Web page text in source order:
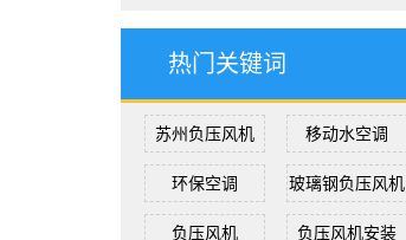
热门关键词
苏州负压风机 移动水空调
环保空调 玻璃钢负压风机
负压风机 负压风机安装